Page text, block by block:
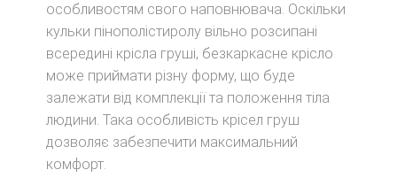
особливостям свого наповнювача. Оскільки
кульки пінополістиролу вільно розсипані
всередині крісла груші, безкаркасне крісло
може приймати різну форму, що буде
залежати від комплекції та положення тіла
людини. Така особливість крісел груш
дозволяє забезпечити максимальний
комфорт.